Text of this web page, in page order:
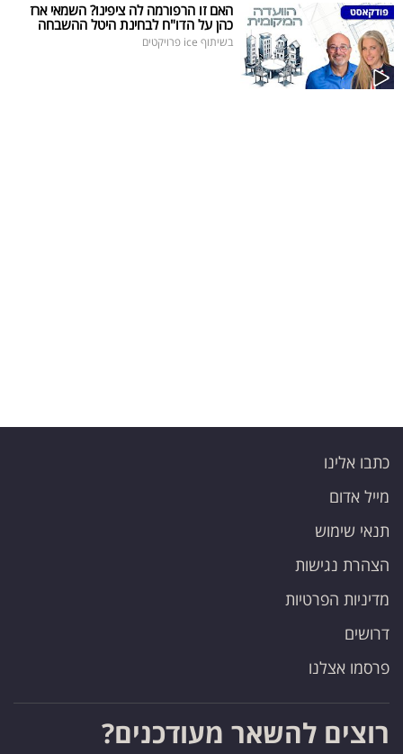
האם זו הרפורמה לה ציפינו? השמאי ארז
כהן על הדו"ח לבחינת היטל ההשבחה
בשיתוף ice פרויקטים
כתבו אלינו
מייל אדום
תנאי שימוש
הצהרת נגישות
מדיניות הפרטיות
דרושים
פרסמו אצלנו
רוצים להשאר מעודכנים?